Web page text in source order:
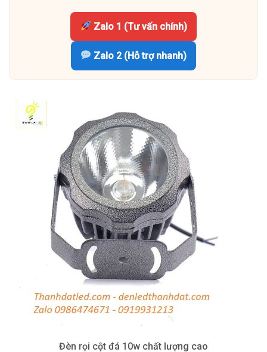
Zalo 1 (Tư vấn chính)
Zalo 2 (Hỗ trợ nhanh)
Đèn rọi cột đá 10w chất lượng cao